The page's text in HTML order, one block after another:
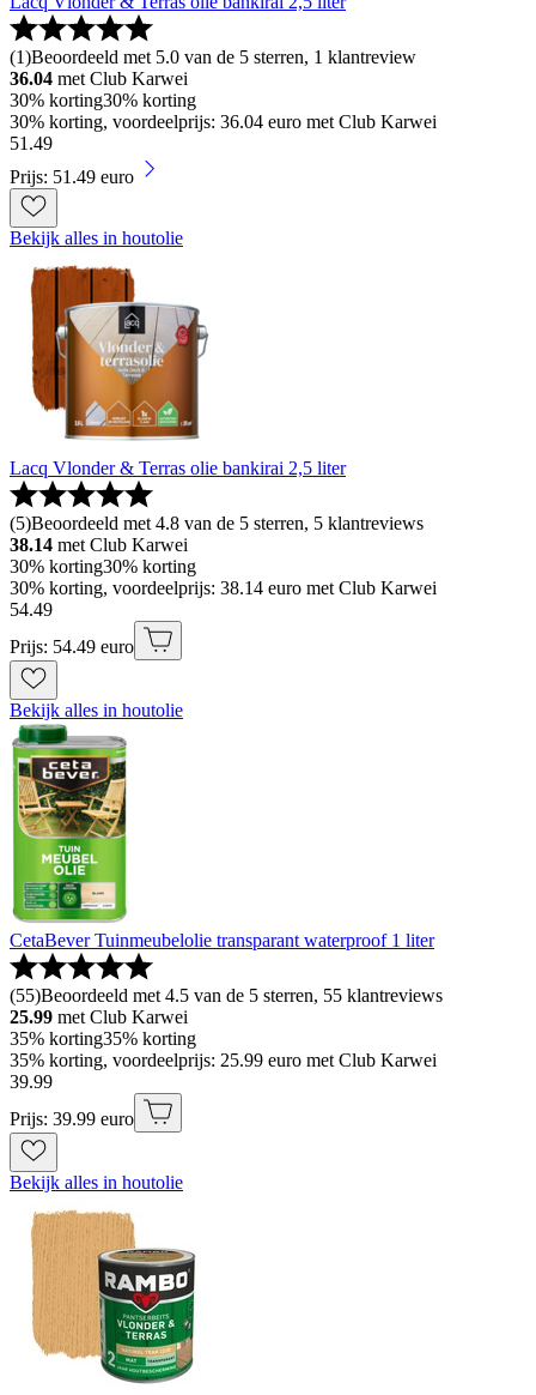
(1)Beoordeeld met 5.0 van de 5 sterren, 1 klantreview
36.04 met Club Karwei
30% korting30% korting
30% korting, voordeelprijs: 36.04 euro met Club Karwei
51 .49
Prijs: 51.49 euro
Bekijk alles in houtolie
Lacq Vlonder & Terras olie bankirai 2,5 liter
(5)Beoordeeld met 4.8 van de 5 sterren, 5 klantreviews
38.14 met Club Karwei
30% korting30% korting
30% korting, voordeelprijs: 38.14 euro met Club Karwei
54.49
Prijs: 54.49 euro
Bekijk alles in houtolie
CetaBever Tuinmeubelolie transparant waterproof 1 liter
(55)Beoordeeld met 4.5 van de 5 sterren, 55 klantreviews
25.99 met Club Karwei
35% korting35% korting
35% korting, voordeelprijs: 25.99 euro met Club Karwei
39.99
Prijs: 39.99 euro
Bekijk alles in houtolie